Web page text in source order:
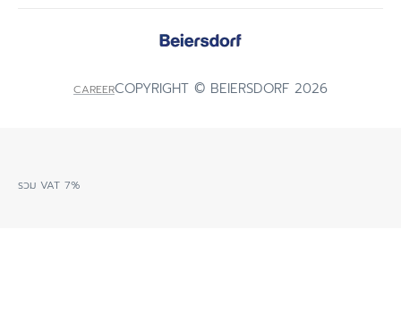
CAREERCOPYRIGHT © BEIERSDORF 2026